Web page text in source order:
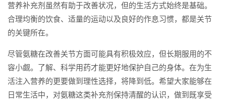
营养补充剂虽然有助于改善状况，但的生活方式始终是基础。
合理均衡的饮食、适量的运动以及良好的作息习惯，都是关节
的关键所在。
尽管氨糖在改善关节方面可能具有积极效应，但长期服用的不
容小觑。了解、科学用药才能更好地保护自己的身体。在为生
活注入营养的更要做到理性选择，将降到低。希望大家能够在
日常生活中，对氨糖这类补充剂保持清醒的认识，做到既享受